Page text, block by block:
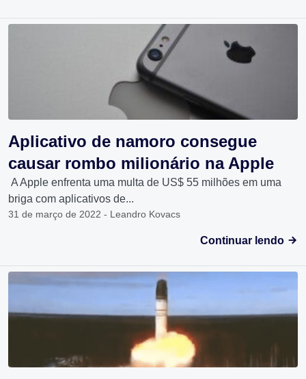
Aplicativo de namoro consegue
causar rombo milionário na Apple
A Apple enfrenta uma multa de US$ 55 milhões em uma
briga com aplicativos de...
31 de março de 2022 - Leandro Kovacs
Continuar lendo